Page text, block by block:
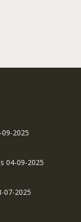
2025
04-09-2025
07-2025